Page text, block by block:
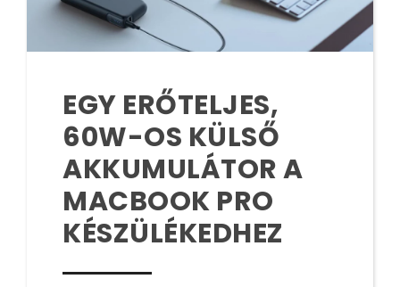
EGY ERŐTELJES,
60W-OS KÜLSŐ
AKKUMULÁTOR A
MACBOOK PRO
KÉSZÜLÉKEDHEZ